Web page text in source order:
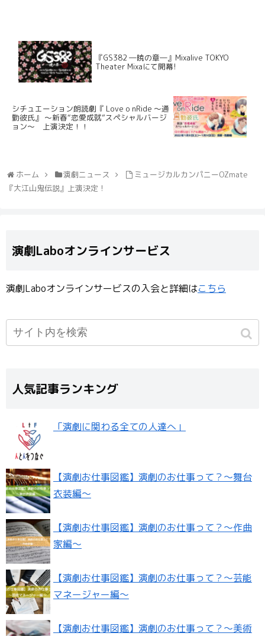
『GS382 ―暁の章―』Mixalive TOKYO
Theater Mixaにて開幕!
シチュエーション朗読劇『 Love o nRide ～通
勤彼氏』 ～新春“恋愛成就”スペシャルバージ
ョン～ 上演決定！！
ホーム 演劇ニュース
ミュージカルカンパニーOZmate
『大江山鬼伝説』上演決定！
演劇Laboオンラインサービス
演劇Laboオンラインサービスの入会と詳細はこちら
人気記事ランキング
「演劇に関わる全ての人達へ」
【演劇お仕事図鑑】演劇のお仕事って？〜舞台
衣装編〜
【演劇お仕事図鑑】演劇のお仕事って？〜作曲
家編〜
【演劇お仕事図鑑】演劇のお仕事って？〜芸能
マネージャー編〜
【演劇お仕事図鑑】演劇のお仕事って？〜美術